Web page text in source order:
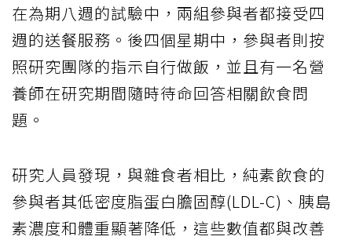
在為期八週的試驗中，兩組參與者都接受四
週的送餐服務。後四個星期中，參與者則按
照研究團隊的指示自行做飯，並且有一名營
養師在研究期間隨時待命回答相關飲食問
題。
研究人員發現，與雜食者相比，純素飲食的
參與者其低密度脂蛋白膽固醇(LDL-C)、胰島
素濃度和體重顯著降低，這些數值都與改善